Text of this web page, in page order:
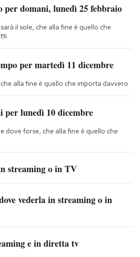
per domani, lunedì 25 febbraio
il sole, che alla fine è quello che
per martedì 11 dicembre
alla fine è quello che importa davvero
per lunedì 10 dicembre
dove forse, che alla fine è quello che
streaming o in TV
vederla in streaming o in
e in diretta tv